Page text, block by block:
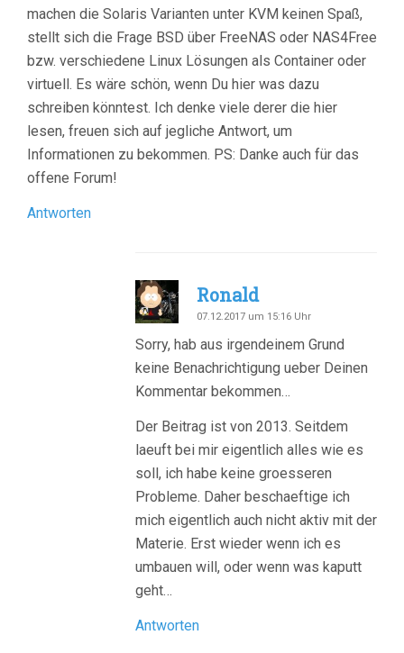
machen die Solaris Varianten unter KVM keinen Spaß,
stellt sich die Frage BSD über FreeNAS oder NAS4Free
bzw. verschiedene Linux Lösungen als Container oder
virtuell. Es wäre schön, wenn Du hier was dazu
schreiben könntest. Ich denke viele derer die hier
lesen, freuen sich auf jegliche Antwort, um
Informationen zu bekommen. PS: Danke auch für das
offene Forum!
Antworten
Ronald
07.12.2017 um 15:16 Uhr
Sorry, hab aus irgendeinem Grund
keine Benachrichtigung ueber Deinen
Kommentar bekommen…
Der Beitrag ist von 2013. Seitdem
laeuft bei mir eigentlich alles wie es
soll, ich habe keine groesseren
Probleme. Daher beschaeftige ich
mich eigentlich auch nicht aktiv mit der
Materie. Erst wieder wenn ich es
umbauen will, oder wenn was kaputt
geht…
Antworten